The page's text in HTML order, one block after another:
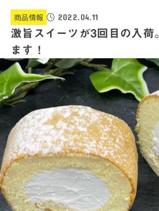
商品情報 2022.04.11
激旨スイーツが3回目の入荷
ます！